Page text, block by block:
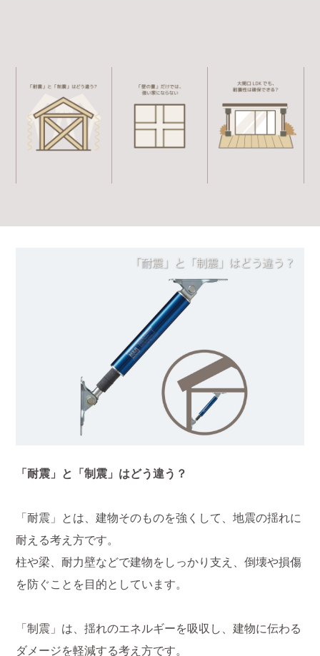
「耐震」と「制震」はどう違う？
「耐震」とは、建物そのものを強くして、地震の揺れに
耐える考え方です。
柱や梁、耐力壁などで建物をしっかり支え、倒壊や損傷
を防ぐことを目的としています。
「制震」は、揺れのエネルギーを吸収し、建物に伝わる
ダメージを軽減する考え方です。